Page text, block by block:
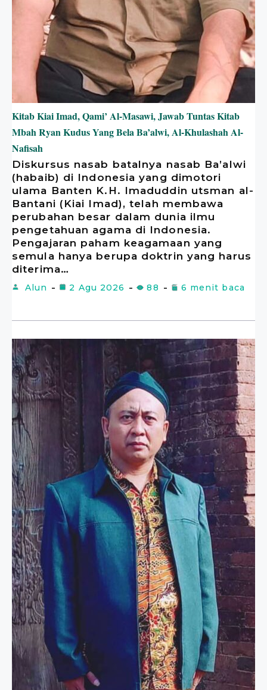
Kitab Kiai Imad, Qami’ Al-Masawi, Jawab Tuntas Kitab
Mbah Ryan Kudus Yang Bela Ba’alwi, Al-Khulashah Al-
Nafisah
Diskursus nasab batalnya nasab Ba’alwi
(habaib) di Indonesia yang dimotori
ulama Banten K.H. Imaduddin utsman al-
Bantani (Kiai Imad), telah membawa
perubahan besar dalam dunia ilmu
pengetahuan agama di Indonesia.
Pengajaran paham keagamaan yang
semula hanya berupa doktrin yang harus
diterima…
Alun 2 Agu 2026 88 6 menit baca